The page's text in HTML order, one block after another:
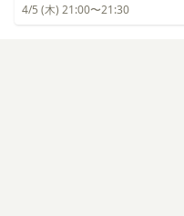
4/5 (木) 21:00〜21:30